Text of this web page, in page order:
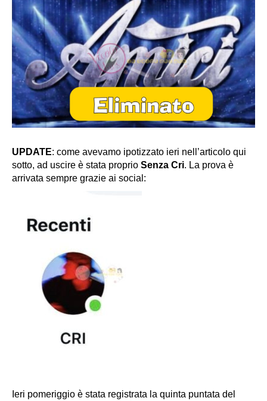
UPDATE: come avevamo ipotizzato ieri nell’articolo qui
sotto, ad uscire è stata proprio Senza Cri. La prova è
arrivata sempre grazie ai social:
Ieri pomeriggio è stata registrata la quinta puntata del